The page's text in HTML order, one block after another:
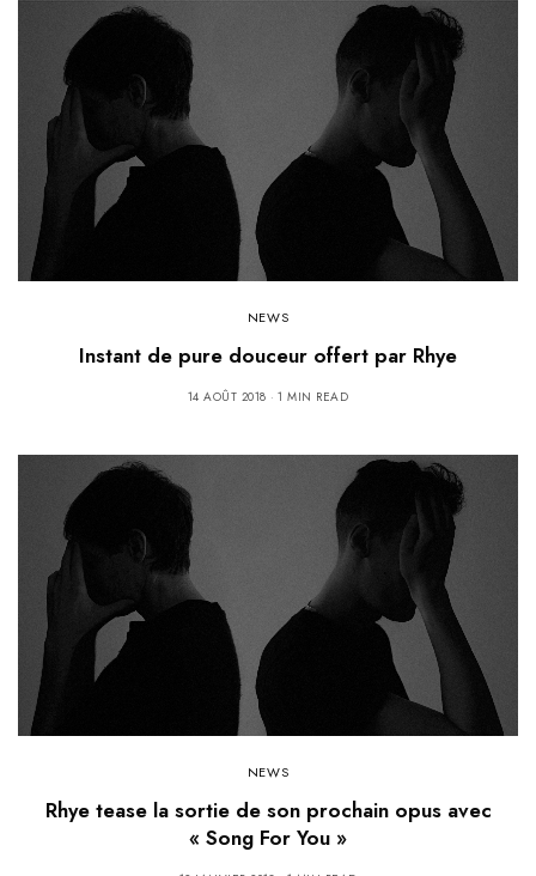
NEWS
Instant de pure douceur offert par Rhye
14 AOÛT 2018 1 MIN READ
NEWS
Rhye tease la sortie de son prochain opus avec
« Song For You »